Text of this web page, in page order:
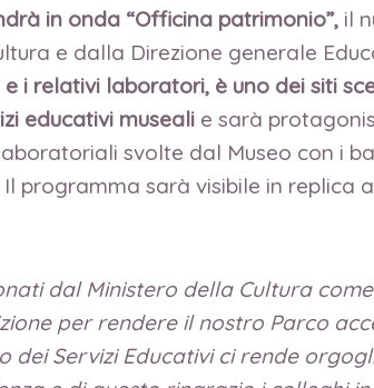
in onda “Officina patrimonio”, il
e dalla Direzione generale
e i relativi laboratori, è uno dei siti
educativi museali e sarà
svolte dal Museo con i
programma sarà visibile in replica
dal Ministero della Cultura
per rendere il nostro Parco
dei Servizi Educativi ci rende